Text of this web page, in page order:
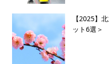
【2025】
ット6選＞